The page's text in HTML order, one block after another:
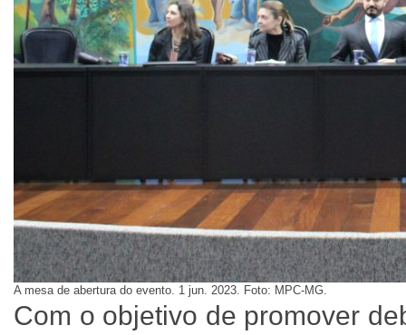
A mesa de abertura do evento. 1 jun. 2023. Foto: MPC-MG.
Com o objetivo de promover